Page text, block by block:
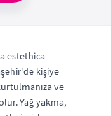
estethica
kişiye
ve
Yağ yakma,